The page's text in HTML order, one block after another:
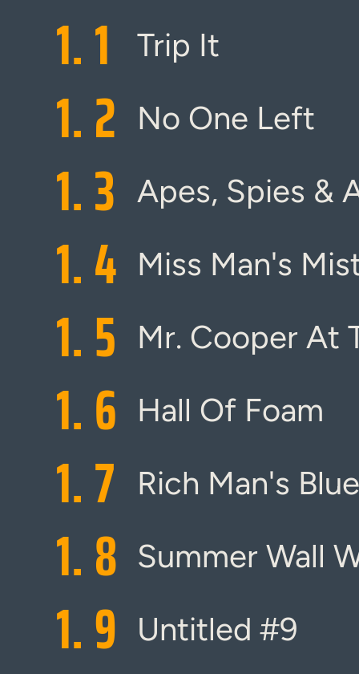
1.1 Trip It
1.2 No One Left
1.3 Apes, Spies &
1.4 Miss Man's
1.5 Mr. Cooper At
1.6 Hall Of Foam
1.7 Rich Man's
1.8 Summer Wall
1.9 Untitled #9